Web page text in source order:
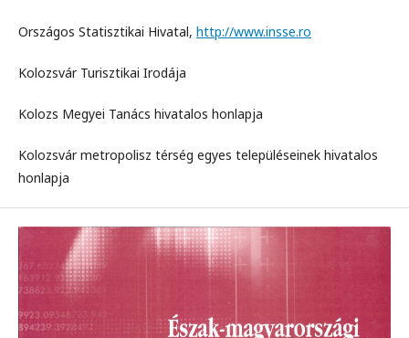
Országos Statisztikai Hivatal, http://www.insse.ro
Kolozsvár Turisztikai Irodája
Kolozs Megyei Tanács hivatalos honlapja
Kolozsvár metropolisz térség egyes településeinek hivatalos
honlapja